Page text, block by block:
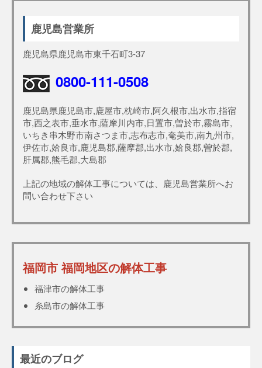
鹿児島営業所
鹿児島県鹿児島市東千石町3-37
0800-111-0508
鹿児島県鹿児島市,鹿屋市,枕崎市,阿久根市,出水市,指宿
市,西之表市,垂水市,薩摩川内市,日置市,曽於市,霧島市,
いちき串木野市南さつま市,志布志市,奄美市,南九州市,
伊佐市,姶良市,鹿児島郡,薩摩郡,出水市,姶良郡,曽於郡,
肝属郡,熊毛郡,大島郡
上記の地域の解体工事については、鹿児島営業所へお
問い合わせ下さい
福岡市 福岡地区の解体工事
福津市の解体工事
糸島市の解体工事
最近のブログ